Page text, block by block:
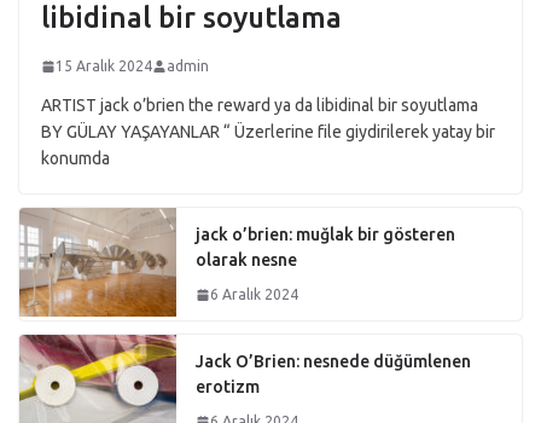
libidinal bir soyutlama
15 Aralık 2024 admin
ARTIST jack o’brien the reward ya da libidinal bir soyutlama
BY GÜLAY YAŞAYANLAR “ Üzerlerine file giydirilerek yatay bir
konumda
jack o’brien: muğlak bir gösteren
olarak nesne
6 Aralık 2024
Jack O’Brien: nesnede düğümlenen
erotizm